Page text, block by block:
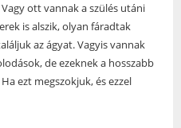
ott vannak a szülés utáni
is alszik, olyan fáradtak
az ágyat. Vagyis vannak
de ezeknek a hosszabb
ezt megszokjuk, és ezzel